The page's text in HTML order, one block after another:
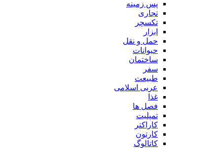
پس زمینه
تجاری
تکسچر
ابزار
حمل و نقل
حیوانات
ساختمان
سفر
طبیعت
عربی اسلامی
غذا
فصل ها
تمپلیت
کاراکتر
کارتون
کاتالوگ